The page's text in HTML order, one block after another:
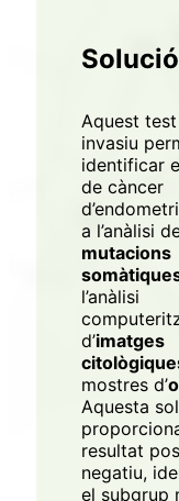
Email
Solució
Aquest
invasiu
identificar
de càncer
a l’anàlisi
mutacions
l’anàlisi
d’imatges
mostres d’
Aquesta
resultat
negatiu,
el subgrup